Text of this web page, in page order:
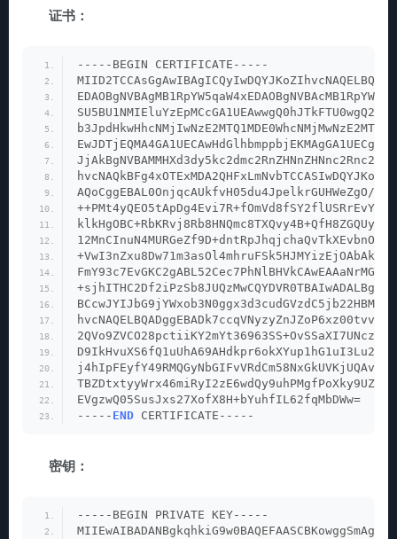
证书：
-----BEGIN CERTIFICATE-----
AQoCggEBAL0OnjqcAUkfvH05du4JpelkrGUHWeZgO/
D9IkHvuXS6fQ1uUhA69AHdkpr6okXYup1hG1uI3Lu23/
EVgzwQ05SusJxs27XofX8H+bYuhfIL62fqMbDWw=
----- END CERTIFICATE-----
密钥：
-----BEGIN PRIVATE KEY-----